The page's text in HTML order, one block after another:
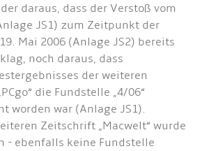
daraus, dass der Verstoß vom
JS1) zum Zeitpunkt der
Mai 2006 (Anlage JS2) bereits
noch daraus, dass
der weiteren
die Fundstelle „4/06“
worden war (Anlage JS1).
Zeitschrift „Macwelt“ wurde
- ebenfalls keine Fundstelle